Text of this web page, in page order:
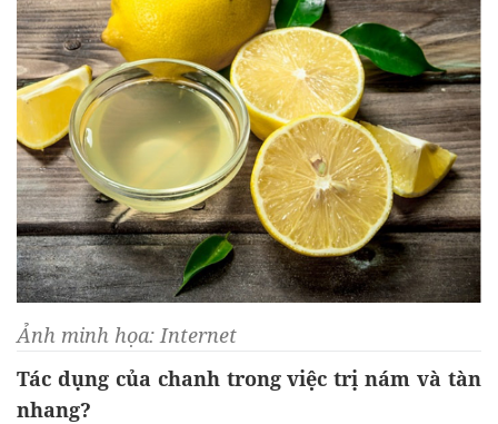
Ảnh minh họa: Internet
Tác dụng của chanh trong việc trị nám và tàn
nhang?